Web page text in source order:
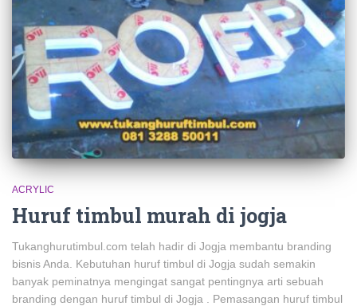
ACRYLIC
Huruf timbul murah di jogja
Tukanghurutimbul.com telah hadir di Jogja membantu branding
bisnis Anda. Kebutuhan huruf timbul di Jogja sudah semakin
banyak peminatnya mengingat sangat pentingnya arti sebuah
branding dengan huruf timbul di Jogja . Pemasangan huruf timbul